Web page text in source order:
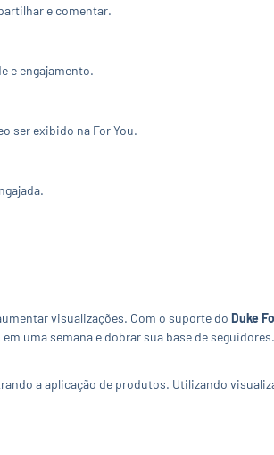
e comentar.
e engajamento.
ser exibido na For You.
visualizações. Com o suporte do Duke
uma semana e dobrar sua base de seguidores.
a aplicação de produtos. Utilizando